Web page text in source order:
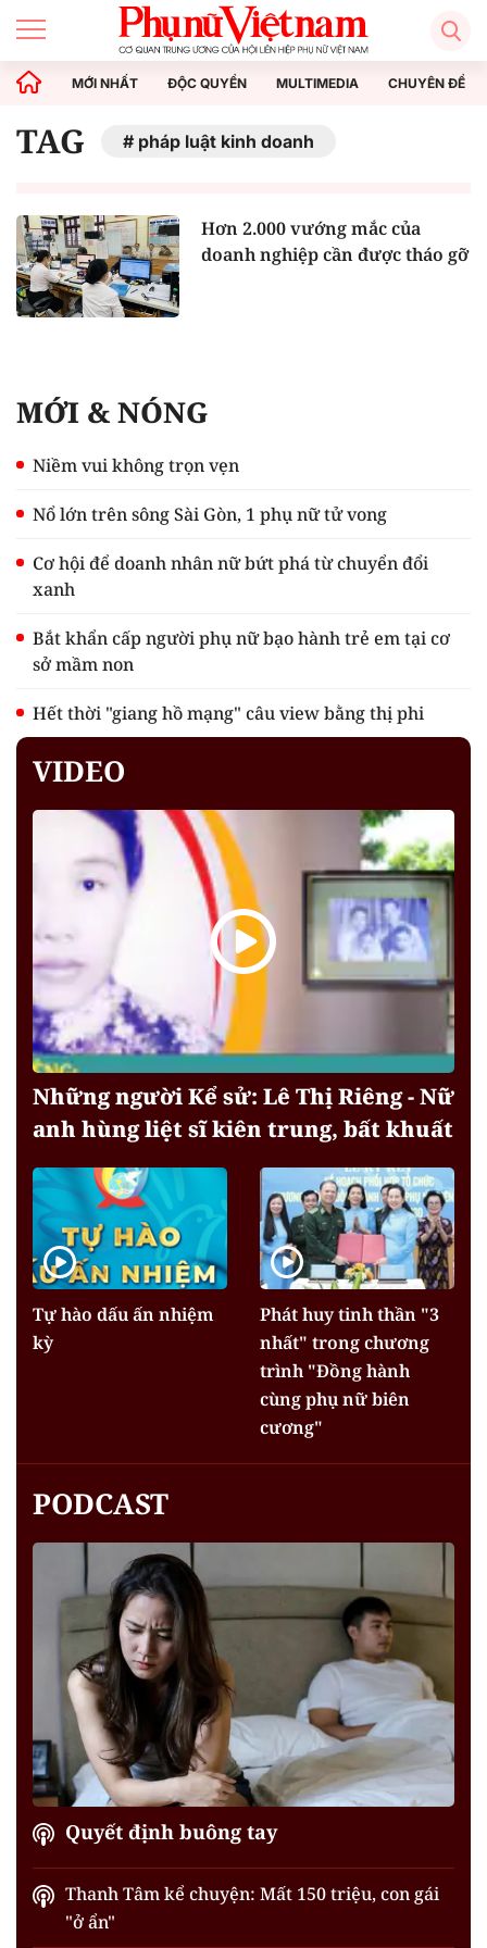
MỚI NHẤT ĐỘC QUYỀN MULTIMEDIA CHUYÊN ĐỀ
TAG pháp luật kinh doanh
Hơn 2.000 vướng mắc của
doanh nghiệp cần được tháo gỡ
MỚI & NÓNG
Niềm vui không trọn vẹn
Nổ lớn trên sông Sài Gòn, 1 phụ nữ tử vong
Cơ hội để doanh nhân nữ bứt phá từ chuyển đổi
xanh
Bắt khẩn cấp người phụ nữ bạo hành trẻ em tại cơ
sở mầm non
Hết thời "giang hồ mạng" câu view bằng thị phi
VIDEO
Những người Kể sử: Lê Thị Riêng - Nữ
anh hùng liệt sĩ kiên trung, bất khuất
Tự hào dấu ấn nhiệm
kỳ
Phát huy tinh thần "3
nhất" trong chương
trình "Đồng hành
cùng phụ nữ biên
cương"
PODCAST
Quyết định buông tay
Thanh Tâm kể chuyện: Mất 150 triệu, con gái
"ở ẩn"